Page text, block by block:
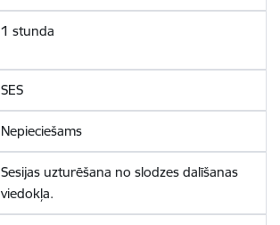
1 stunda
SES
Nepieciešams
Sesijas uzturēšana no slodzes dalīšanas
viedokļa.